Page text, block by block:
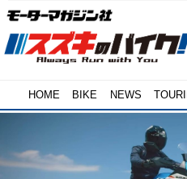
HOME BIKE NEWS